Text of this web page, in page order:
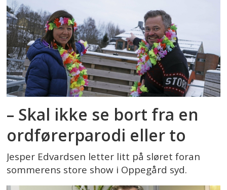
– Skal ikke se bort fra en
ordførerparodi eller to
Jesper Edvardsen letter litt på sløret foran
sommerens store show i Oppegård syd.